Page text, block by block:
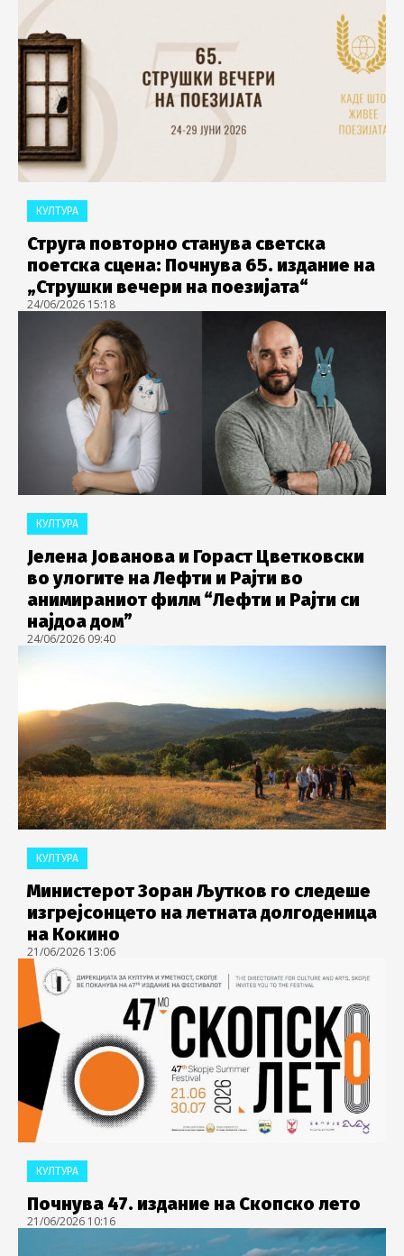
КУЛТУРА
Струга повторно станува светска
поетска сцена: Почнува 65. издание на
„Струшки вечери на поезијата“
24/06/2026 15:18
КУЛТУРА
Јелена Јованова и Гораст Цветковски
во улогите на Лефти и Рајти во
анимираниот филм “Лефти и Рајти си
најдоа дом”
24/06/2026 09:40
КУЛТУРА
Министерот Зоран Љутков го следеше
изгрејсонцето на летната долгоденица
на Кокино
21/06/2026 13:06
КУЛТУРА
Почнува 47. издание на Скопско лето
21/06/2026 10:16